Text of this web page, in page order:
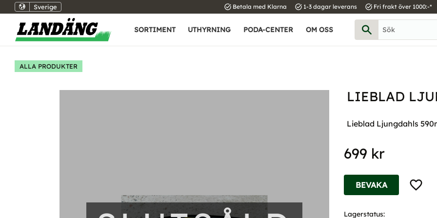
Sverige task_alt Betala med Klarna task_alt 1-3 dagar leverans task_alt Fri frakt över 1000:-*
SORTIMENT UTHYRNING PODA-CENTER OM OSS
ALLA PRODUKTER
LIEBLAD
Lieblad Ljungdahls
699 kr
Lägg
BEVAKA
Lagerstatus